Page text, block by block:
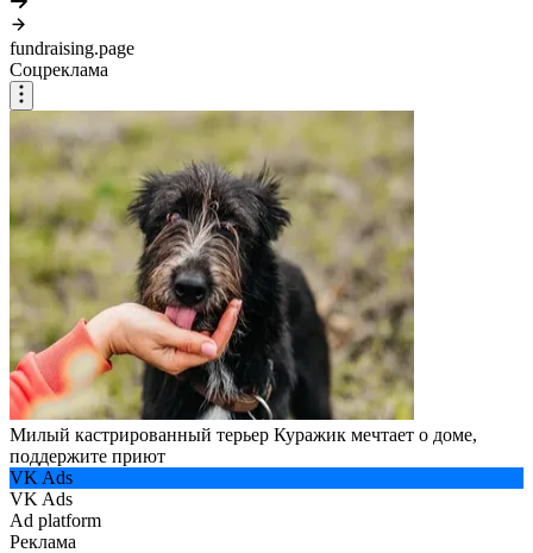
fundraising.page
Соцреклама
Милый кастрированный терьер Куражик мечтает о доме,
поддержите приют
VK Ads
VK Ads
Ad platform
Реклама